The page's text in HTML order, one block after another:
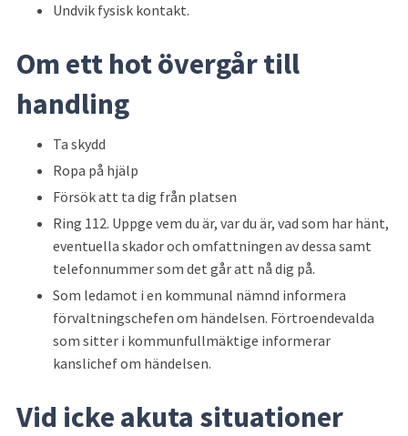
Undvik fysisk kontakt.
Om ett hot övergår till
handling
Ta skydd
Ropa på hjälp
Försök att ta dig från platsen
Ring 112. Uppge vem du är, var du är, vad som har hänt,
eventuella skador och omfattningen av dessa samt
telefonnummer som det går att nå dig på.
Som ledamot i en kommunal nämnd informera
förvaltningschefen om händelsen. Förtroendevalda
som sitter i kommunfullmäktige informerar
kanslichef om händelsen.
Vid icke akuta situationer